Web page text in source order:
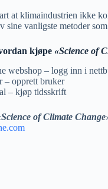
at klimaindustrien ikke
sine vanligste metoder
kjøpe «Science of
webshop – logg inn i
– opprett bruker
– kjøp tidsskrift
Science of Climate Change